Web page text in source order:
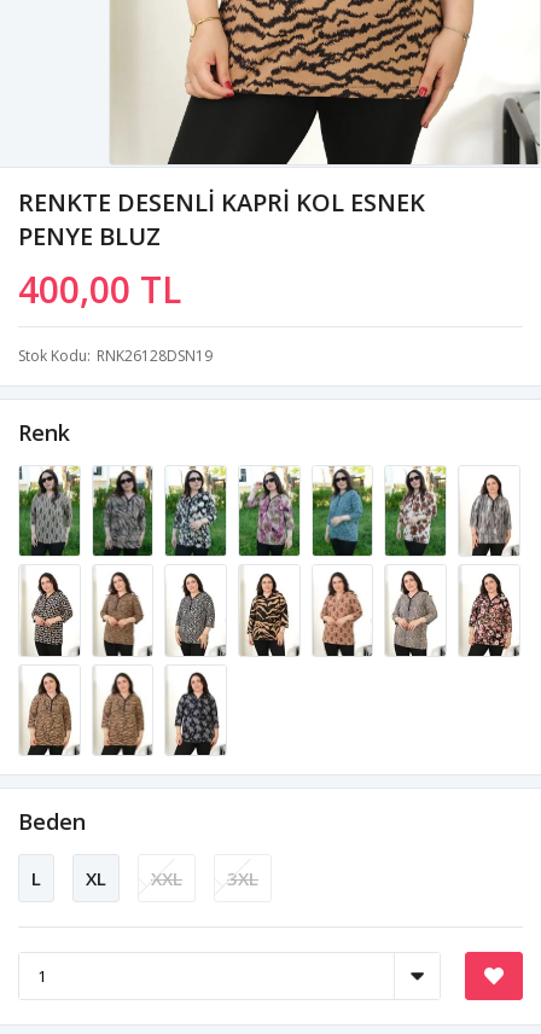
RENKTE DESENLİ KAPRİ KOL ESNEK
PENYE BLUZ
400,00 TL
Stok Kodu RNK26128DSN19
Renk
Beden
L XL XXL 3XL